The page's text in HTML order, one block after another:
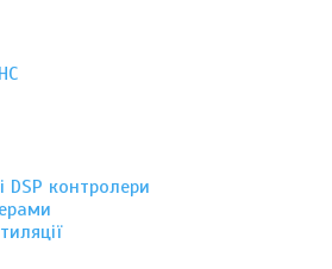
DSP контролери